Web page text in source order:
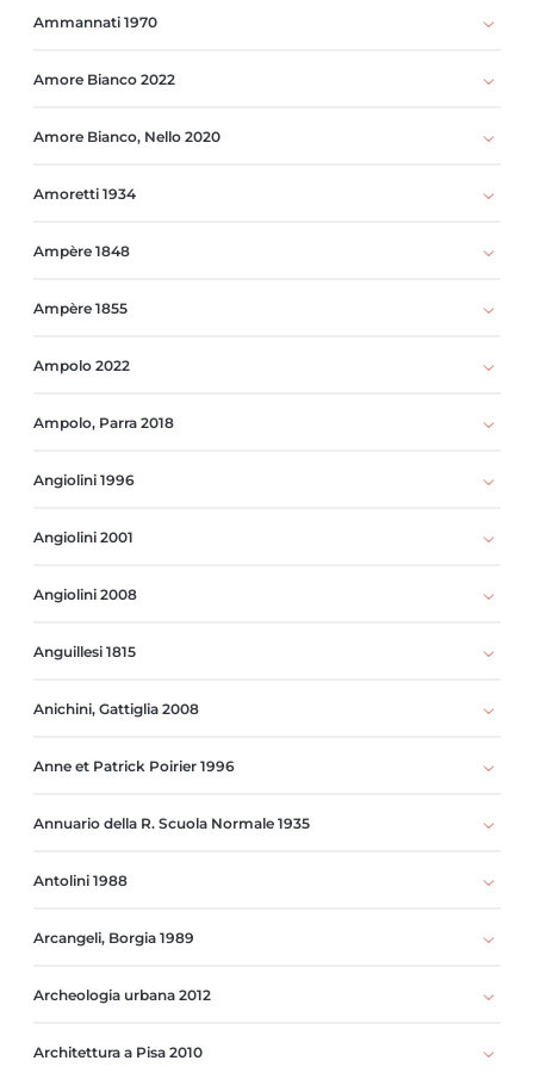
Ammannati 1970
Amore Bianco 2022
Amore Bianco, Nello 2020
Amoretti 1934
Ampère 1848
Ampère 1855
Ampolo 2022
Ampolo, Parra 2018
Angiolini 1996
Angiolini 2001
Angiolini 2008
Anguillesi 1815
Anichini, Gattiglia 2008
Anne et Patrick Poirier 1996
Annuario della R. Scuola Normale 1935
Antolini 1988
Arcangeli, Borgia 1989
Archeologia urbana 2012
Architettura a Pisa 2010